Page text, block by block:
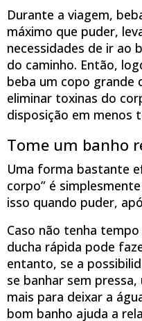
Durante a viagem,
máximo que puder,
necessidades de ir ao
do caminho. Então,
beba um copo grande
eliminar toxinas do
disposição em menos
Tome um banho
Uma forma bastante
corpo” é
isso quando puder,
Caso não tenha
ducha rápida pode
entanto, se a
se banhar sem
mais para deixar a
bom banho ajuda a